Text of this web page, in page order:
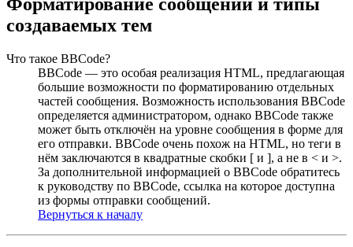
создаваемых тем
Что такое BBCode?
BBCode — это особая реализация HTML, предлагающая
большие возможности по форматированию отдельных
частей сообщения. Возможность использования BBCode
определяется администратором, однако BBCode также
может быть отключён на уровне сообщения в форме для
его отправки. BBCode очень похож на HTML, но теги в
нём заключаются в квадратные скобки [ и ], а не в < и >.
За дополнительной информацией о BBCode обратитесь
к руководству по BBCode, ссылка на которое доступна
из формы отправки сообщений.
Вернуться к началу